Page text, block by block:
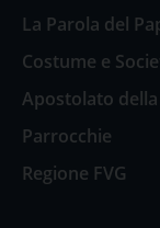
La Parola del
Costume e
Apostolato
Parrocchie
Regione FVG